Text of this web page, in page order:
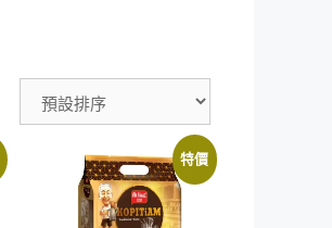
特價